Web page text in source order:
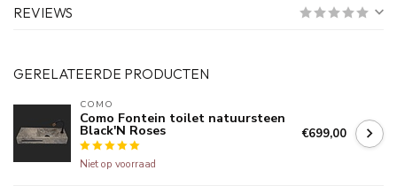
REVIEWS
GERELATEERDE PRODUCTEN
COMO
Como Fontein toilet natuursteen
Black'N Roses
Niet op voorraad
€699,00